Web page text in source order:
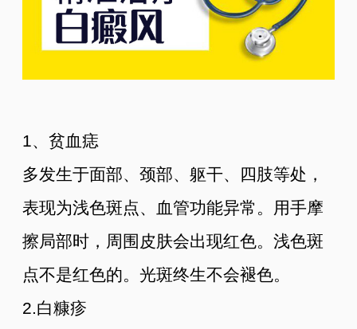
1、贫血痣
多发生于面部、颈部、躯干、四肢等处，
表现为浅色斑点、血管功能异常。用手摩
擦局部时，周围皮肤会出现红色。浅色斑
点不是红色的。光斑终生不会褪色。
2.白糠疹